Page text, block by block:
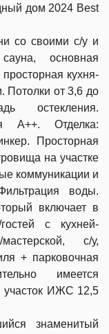
дом 2024 Best
со своими с/у и
основная
кухня-
Потолки от 3,6 до
остекления.
А++. Отделка:
Просторная
на участке
коммуникации и
воды.
включает в
с кухней-
с/у,
+ парковочная
имеется
участок ИЖС 12,5
знаменитый